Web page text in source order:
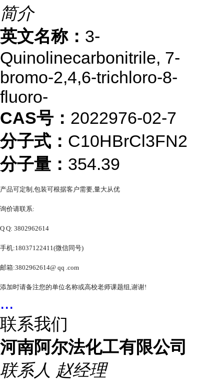
简介
英文名称： 3-
Quinolinecarbonitrile, 7-
bromo-2,4,6-trichloro-8-
fluoro-
CAS号： 2022976-02-7
分子式： C10HBrCl3FN2
分子量： 354.39
产品可定制,包装可根据客户需要,量大从优
询价请联系:
Q Q: 3802962614
手机:18037122411(微信同号)
邮箱:3802962614@ qq .com
添加时请备注您的单位名称或高校老师课题组,谢谢!
...
联系我们
河南阿尔法化工有限公司
联系人 赵经理